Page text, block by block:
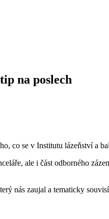
na poslech
co se v Institutu lázeňství a
ale i část odborného
nás zaujal a tematicky